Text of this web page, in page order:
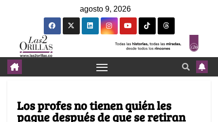
agosto 9, 2026
Los profes no tienen quién les
pague después de que se retiran